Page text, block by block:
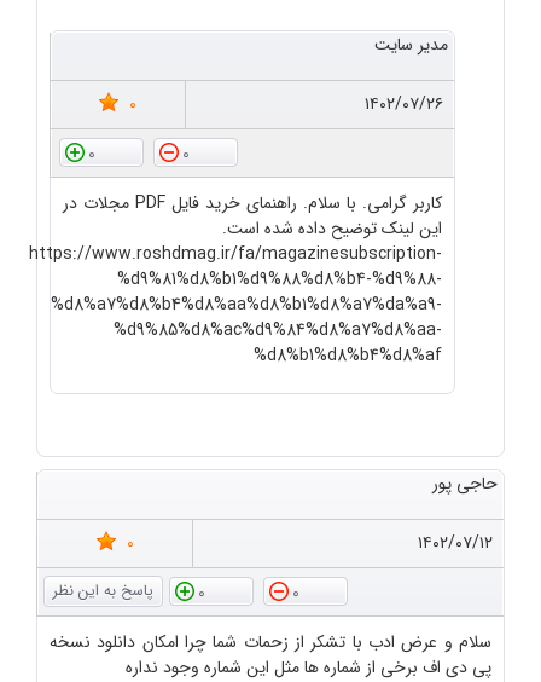
مدیر سایت
۱۴۰۲/۰۷/۲۶
0
0
0
کاربر گرامی. با سلام. راهنمای خرید فایل PDF مجلات در
این لینک توضیح داده شده است.
https://www.roshdmag.ir/fa/magazinesubscription-
%d9%81%d8%b1%d9%88%d8%b4-%d9%88-
%d8%a7%d8%b4%d8%aa%d8%b1%d8%a7%da%a9-
%d9%85%d8%ac%d9%84%d8%a7%d8%aa-
%d8%b1%d8%b4%d8%af
حاجی پور
۱۴۰۲/۰۷/۱۲
0
0
0
سلام و عرض ادب با تشکر از زحمات شما چرا امکان دانلود نسخه
پی دی اف برخی از شماره ها مثل این شماره وجود نداره